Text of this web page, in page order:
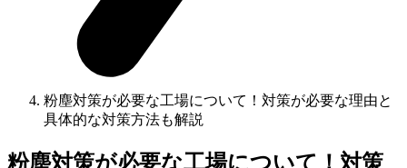
粉塵対策が必要な工場について！対策が必要な理由と
具体的な対策方法も解説
粉塵対策が必要な工場について！対策